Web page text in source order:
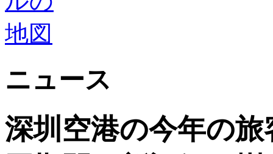
ニュース
深圳空港の今年の